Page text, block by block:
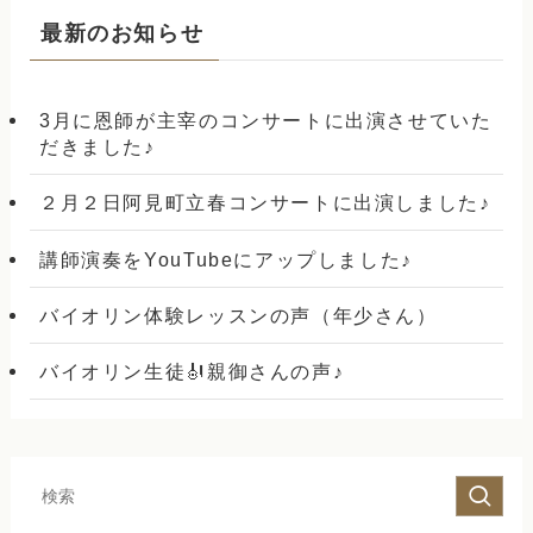
最新のお知らせ
3月に恩師が主宰のコンサートに出演させていた
だきました♪
２月２日阿見町立春コンサートに出演しました♪
講師演奏をYouTubeにアップしました♪
バイオリン体験レッスンの声（年少さん）
バイオリン生徒🎻親御さんの声♪